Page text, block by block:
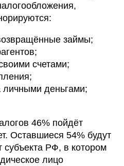
займы;
счетами;
личными деньгами;
46% пойдёт
Оставшиеся 54% будут
РФ, в котором
лицо